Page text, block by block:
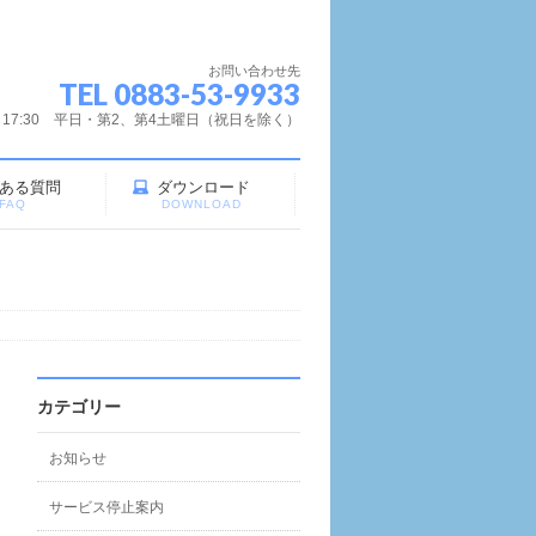
お問い合わせ先
TEL 0883-53-9933
平日・第2、第4土曜日（祝日を除く）
る質問
FAQ
ダウンロード
DOWNLOAD
カテゴリー
お知らせ
サービス停止案内